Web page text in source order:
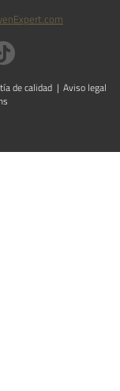
de calidad Aviso legal